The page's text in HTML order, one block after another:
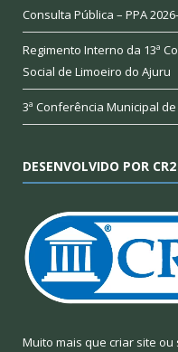
Consulta Pública – PPA
Regimento Interno da 13ª
Social de Limoeiro do Ajuru
3ª Conferência Municipal
DESENVOLVIDO POR CR2
Muito mais que criar site ou